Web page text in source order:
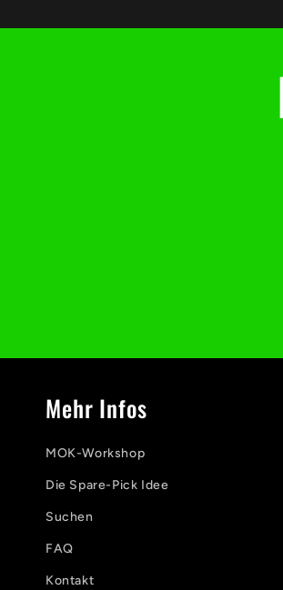
Mehr Infos
MOK-Workshop
Die Spare-Pick Idee
Suchen
FAQ
Kontakt